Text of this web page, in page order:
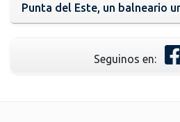
Punta del Este, un balneario
Seguinos en: